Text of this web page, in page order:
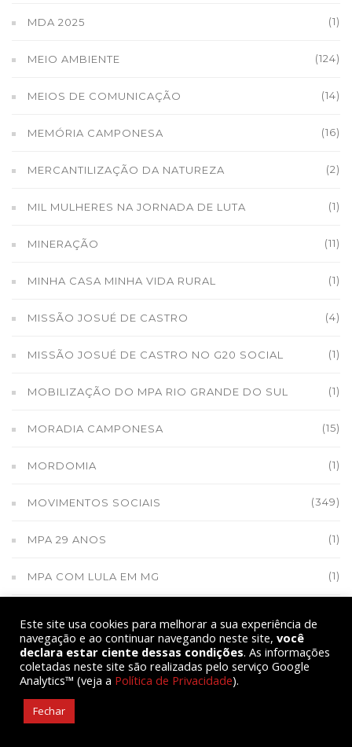
MDA 2025 (1)
MEIO AMBIENTE (124)
MEIOS DE COMUNICAÇÃO (14)
MEMÓRIA CAMPONESA (16)
MERCANTILIZAÇÃO DA NATUREZA (2)
MIL MULHERES NA JORNADA DE LUTA (1)
MINERAÇÃO (11)
MINHA CASA MINHA VIDA RURAL (1)
MISSÃO JOSUÉ DE CASTRO (4)
MISSÃO JOSUÉ DE CASTRO NO G20 SOCIAL (1)
MOBILIZAÇÃO DO MPA RIO GRANDE DO SUL (1)
MORADIA CAMPONESA (15)
MORDOMIA (1)
MOVIMENTOS SOCIAIS (349)
MPA 29 ANOS (1)
MPA COM LULA EM MG (1)
MPA E OUTRAS INSTITUIÇÕES EM LUTA NO RS (1)
MPA FORMA JOVENS BRIGADISTAS
MPA INFORMA
Este site usa cookies para melhorar a sua experiência de
navegação e ao continuar navegando neste site, você
declara estar ciente dessas condições. As informações
coletadas neste site são realizadas pelo serviço Google
Analytics™ (veja a Política de Privacidade).
Fechar